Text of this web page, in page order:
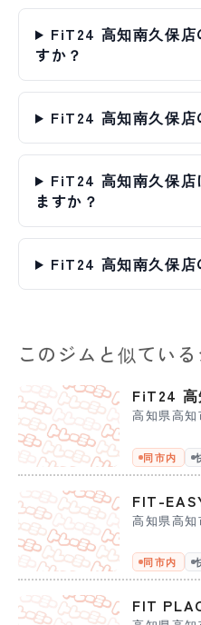
FiT24 高知南久保店
すか？
FiT24 高知南久保店
FiT24 高知南久保店
ますか？
FiT24 高知南久保店
このジムと似ている
FiT24 高
高知県高
同市内
FIT-
高知県高
同市内
FIT